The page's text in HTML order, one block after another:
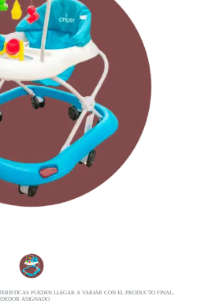
PUEDEN LLEGAR A VARIAR CON EL PRODUCTO FINAL,
ASIGNADO